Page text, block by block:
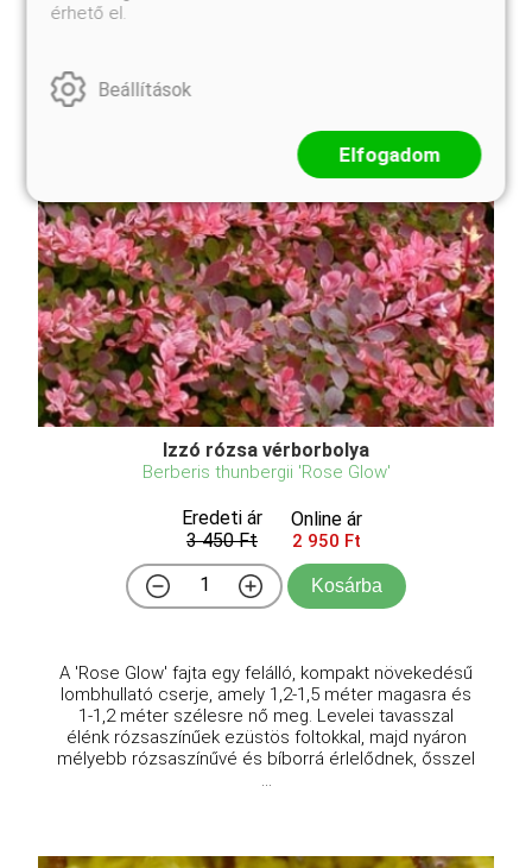
Izzó rózsa vérborbolya
Berberis thunbergii 'Rose Glow'
Eredeti ár
3 450 Ft
Online ár
2 950 Ft
Kosárba
A 'Rose Glow' fajta egy felálló, kompakt növekedésű
lombhullató cserje, amely 1,2-1,5 méter magasra és
1-1,2 méter szélesre nő meg. Levelei tavasszal
élénk rózsaszínűek ezüstös foltokkal, majd nyáron
mélyebb rózsaszínűvé és bíborrá érlelődnek, ősszel
...
érhető el.
Beállítások
Elfogadom